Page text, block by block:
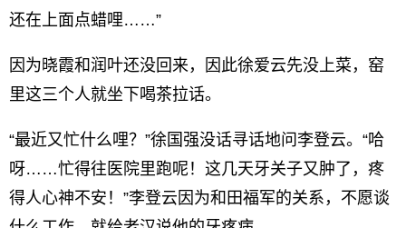
还在上面点蜡哩……”
因为晓霞和润叶还没回来，因此徐爱云先没上菜，窑
里这三个人就坐下喝茶拉话。
“最近又忙什么哩？”徐国强没话寻话地问李登云。“哈
呀……忙得往医院里跑呢！这几天牙关子又肿了，疼
得人心神不安！”李登云因为和田福军的关系，不愿谈